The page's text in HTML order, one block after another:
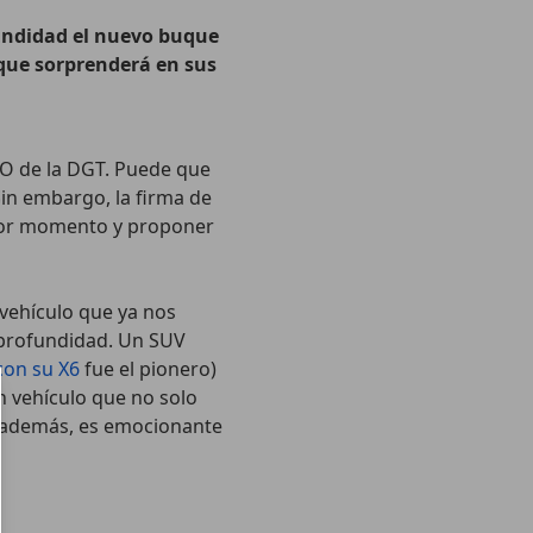
el nuevo buque
sorprenderá en sus
de la DGT. Puede que
embargo, la firma de
momento y proponer
que ya nos
Un SUV
su X6fue el pionero)
vehículo que no solo
es emocionante